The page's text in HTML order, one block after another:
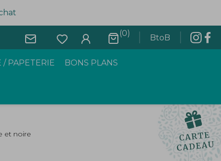
(0) BtoB
/ PAPETERIE BONS PLANS
et noire